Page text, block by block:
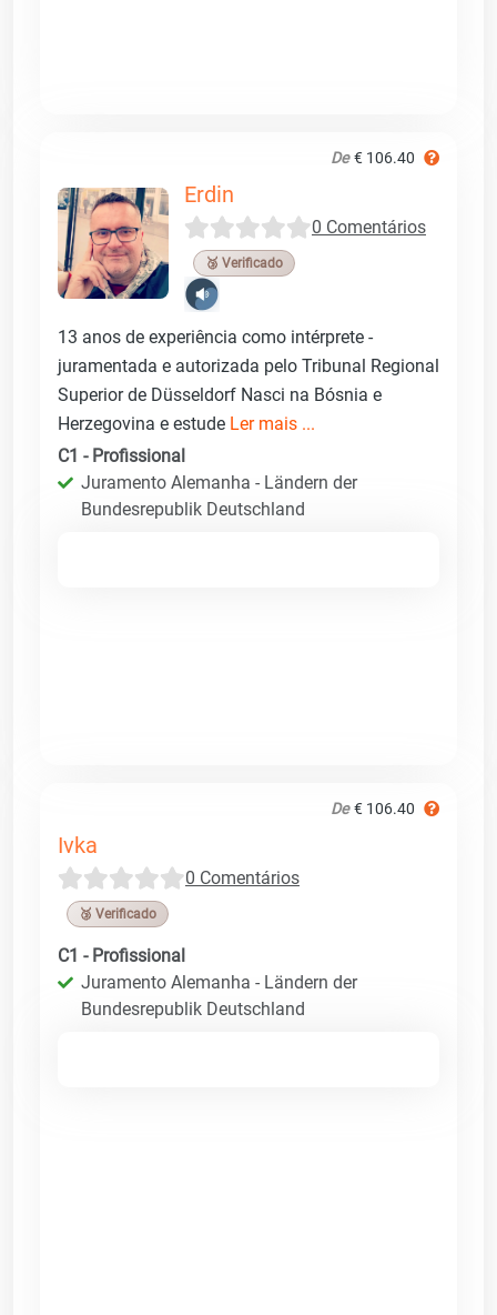
De € 106.40
Erdin
0 Comentários
🥉 Verificado
13 anos de experiência como intérprete -
juramentada e autorizada pelo Tribunal Regional
Superior de Düsseldorf Nasci na Bósnia e
Herzegovina e estude Ler mais ...
C1 - Profissional
Juramento Alemanha - Ländern der
Bundesrepublik Deutschland
De € 106.40
Ivka
0 Comentários
🥉 Verificado
C1 - Profissional
Juramento Alemanha - Ländern der
Bundesrepublik Deutschland